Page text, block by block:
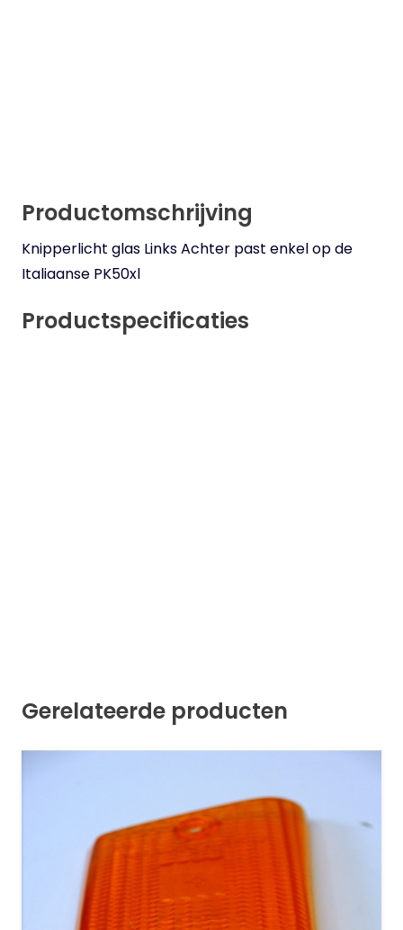
Productomschrijving
Knipperlicht glas Links Achter past enkel op de
Italiaanse PK50xl
Productspecificaties
Gerelateerde producten